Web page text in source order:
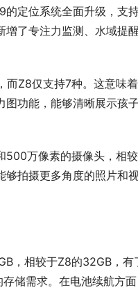
定位系统全面升级，支
了专注力监测、水域提
Z8仅支持7种。这意味
功能，能够清晰展示孩
500万像素的摄像头，相
拍摄更多角度的照片和
，相较于Z8的32GB，
储需求。在电池续航方